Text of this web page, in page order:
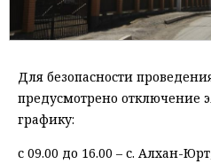
Для безопасности
предусмотрено отключение
графику:
с 09.00 до 16.00 – с. Алхан-